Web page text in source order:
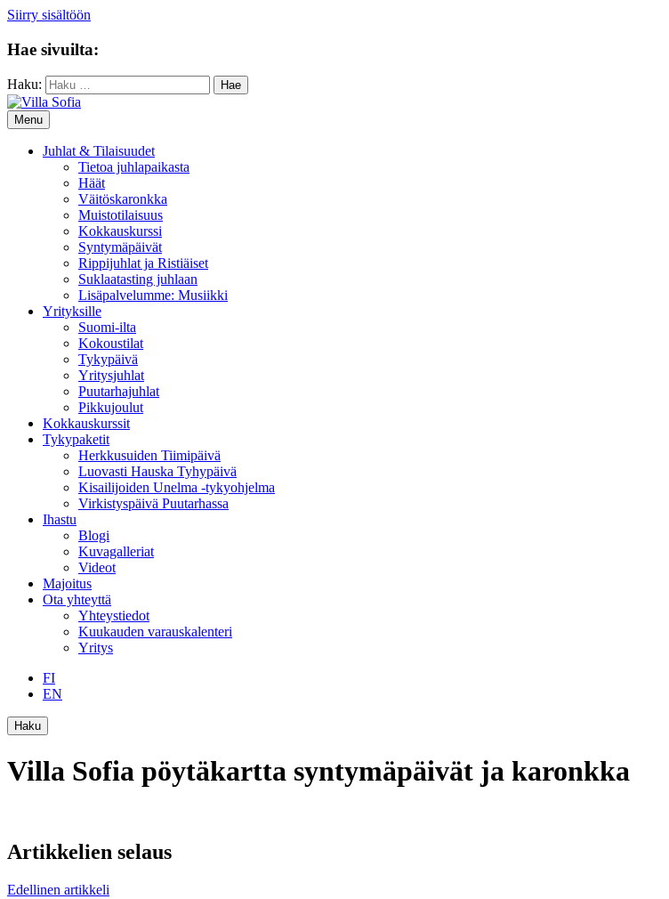
Siirry sisältöön
Hae sivuilta:
Haku:
Menu
Juhlat & Tilaisuudet
Tietoa juhlapaikasta
Häät
Väitöskaronkka
Muistotilaisuus
Kokkauskurssi
Syntymäpäivät
Rippijuhlat ja Ristiäiset
Suklaatasting juhlaan
Lisäpalvelumme: Musiikki
Yrityksille
Suomi-ilta
Kokoustilat
Tykypäivä
Yritysjuhlat
Puutarhajuhlat
Pikkujoulut
Kokkauskurssit
Tykypaketit
Herkkusuiden Tiimipäivä
Luovasti Hauska Tyhypäivä
Kisailijoiden Unelma -tykyohjelma
Virkistyspäivä Puutarhassa
Ihastu
Blogi
Kuvagalleriat
Videot
Majoitus
Ota yhteyttä
Yhteystiedot
Kuukauden varauskalenteri
Yritys
FI
EN
Haku
Villa Sofia pöytäkartta syntymäpäivät ja karonkka
Artikkelien selaus
Edellinen artikkeli